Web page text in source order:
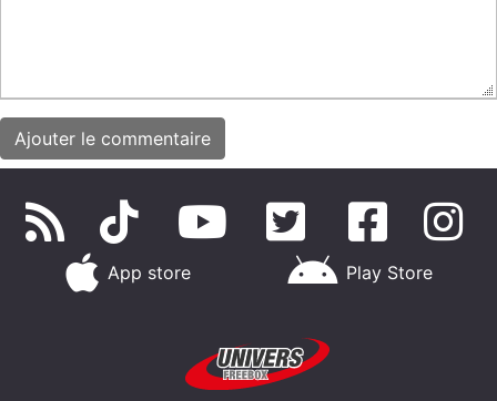
App store Play Store